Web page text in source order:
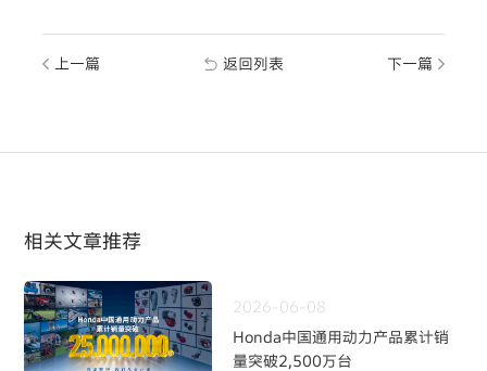
上一篇 返回列表 下一篇
相关文章推荐
2026-06-08
Honda中国通用动力产品累计销
量突破2,500万台